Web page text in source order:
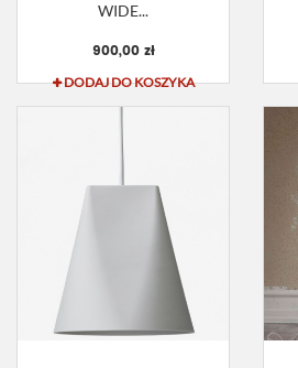
WIDE...
900,00 zł
DODAJ DO KOSZYKA